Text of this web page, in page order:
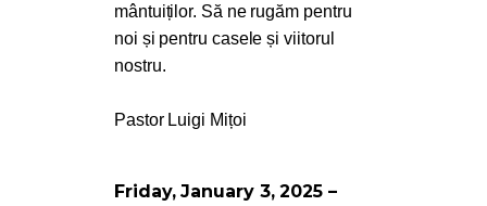
mântuiților. Să ne rugăm pentru
noi și pentru casele și viitorul
nostru.
Pastor Luigi Mițoi
Friday, January 3, 2025 –